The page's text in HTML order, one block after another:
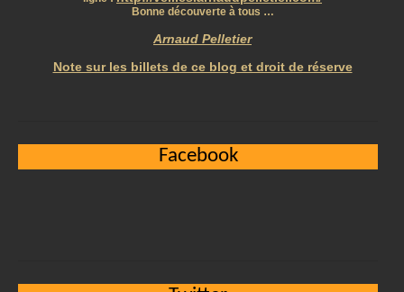
Bonne découverte à tous …
Arnaud Pelletier
Note sur les billets de ce blog et droit de réserve
Facebook